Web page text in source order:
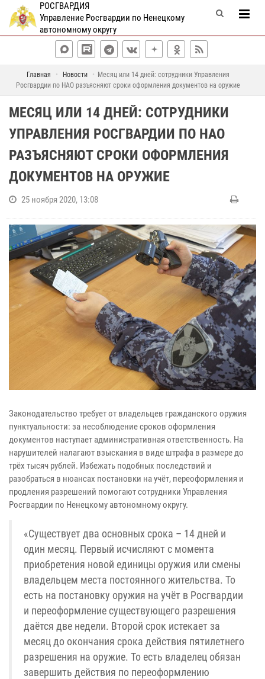
РОСГВАРДИЯ
Управление Росгвардии по Ненецкому
автономному округу
Главная Новости
Месяц или 14 дней: сотрудники Управления
Росгвардии по НАО разъясняют сроки оформления документов на оружие
МЕСЯЦ ИЛИ 14 ДНЕЙ: СОТРУДНИКИ
УПРАВЛЕНИЯ РОСГВАРДИИ ПО НАО
РАЗЪЯСНЯЮТ СРОКИ ОФОРМЛЕНИЯ
ДОКУМЕНТОВ НА ОРУЖИЕ
25 ноября 2020, 13:08
Законодательство требует от владельцев гражданского оружия
пунктуальности: за несоблюдение сроков оформления
документов наступает административная ответственность. На
нарушителей налагают взыскания в виде штрафа в размере до
трёх тысяч рублей. Избежать подобных последствий и
разобраться в нюансах постановки на учёт, переоформления и
продления разрешений помогают сотрудники Управления
Росгвардии по Ненецкому автономному округу.
«Существует два основных срока – 14 дней и
один месяц. Первый исчисляют с момента
приобретения новой единицы оружия или смены
владельцем места постоянного жительства. То
есть на постановку оружия на учёт в Росгвардии
и переоформление существующего разрешения
даётся две недели. Второй срок истекает за
месяц до окончания срока действия пятилетнего
разрешения на оружие. То есть владелец обязан
завершить действия по переоформлению